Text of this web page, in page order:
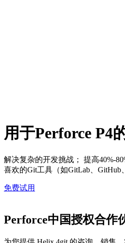
用于Perforce P4
解决复杂的开发挑战； 提高40%-
喜欢的Git工具（如GitLab、GitHub
免费试用
Perforce中国授权合作